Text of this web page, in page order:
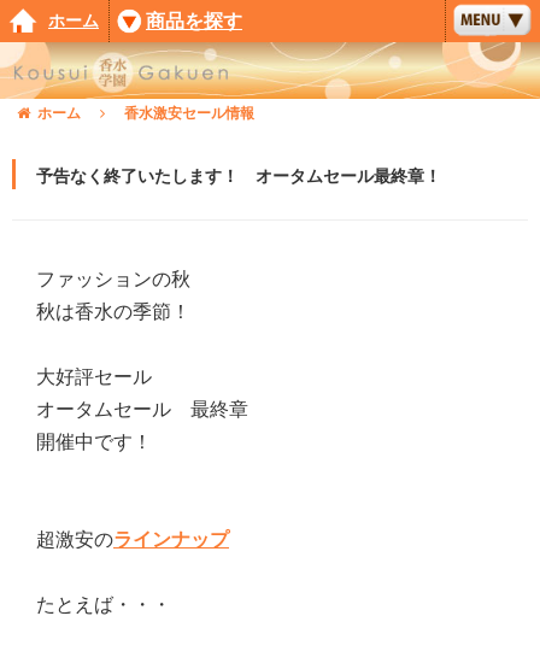
ホーム 商品を探す
ホーム 香水激安セール情報
予告なく終了いたします！ オータムセール最終章！
ファッションの秋
秋は香水の季節！
大好評セール
オータムセール 最終章
開催中です！
超激安のラインナップ
たとえば・・・